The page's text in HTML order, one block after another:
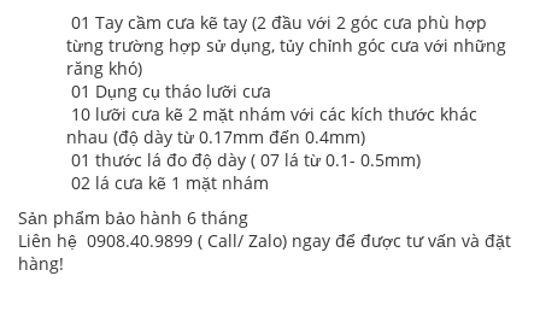
01 Tay cầm cưa kẽ tay (2 đầu với 2 góc cưa phù hợp
từng trường hợp sử dụng, tủy chỉnh góc cưa với những
răng khó)
01 Dụng cụ tháo lưỡi cưa
10 lưỡi cưa kẽ 2 mặt nhám với các kích thước khác
nhau (độ dày từ 0.17mm đến 0.4mm)
01 thước lá đo độ dày ( 07 lá từ 0.1- 0.5mm)
02 lá cưa kẽ 1 mặt nhám
Sản phẩm bảo hành 6 tháng
Liên hệ 0908.40.9899 ( Call/ Zalo) ngay để được tư vấn và đặt
hàng!